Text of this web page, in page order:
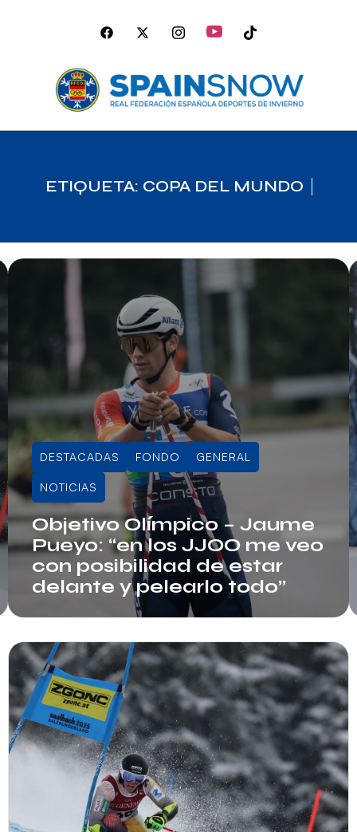
ETIQUETA: COPA DEL MUNDO
DESTACADAS FONDO GENERAL
NOTICIAS
Objetivo Olímpico – Jaume
Pueyo: “en los JJOO me veo
con posibilidad de estar
delante y pelearlo todo”